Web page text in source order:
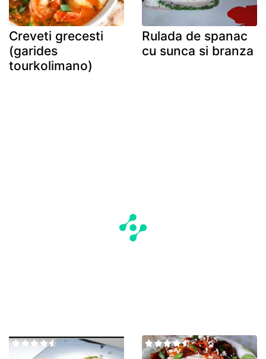
Creveti grecesti
(garides
tourkolimano)
Rulada de spanac
cu sunca si branza